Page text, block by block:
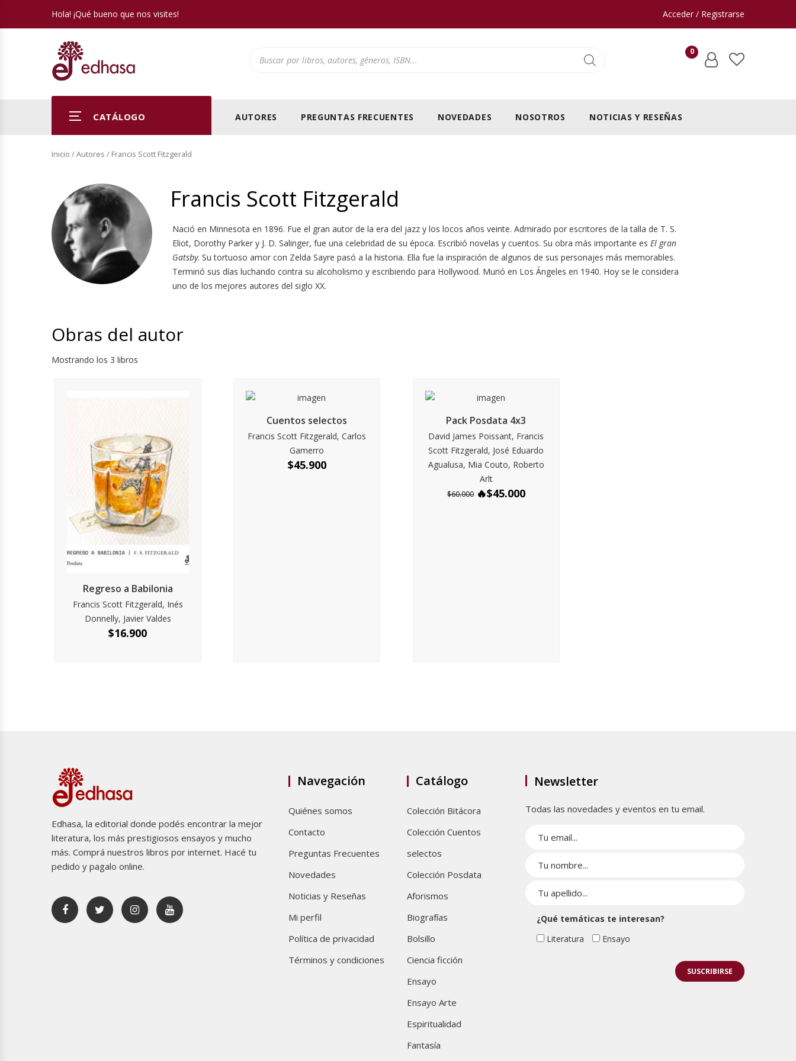
Hola! ¡Qué bueno que nos visites! Acceder / Registrarse
0
CATÁLOGO AUTORES PREGUNTAS FRECUENTES NOVEDADES NOSOTROS NOTICIAS Y RESEÑAS
Inicio / Autores / Francis Scott Fitzgerald
Francis Scott Fitzgerald
Nació en Minnesota en 1896. Fue el gran autor de la era del jazz y los locos años veinte. Admirado por escritores de la talla de T. S.
Eliot, Dorothy Parker y J. D. Salinger, fue una celebridad de su época. Escribió novelas y cuentos. Su obra más importante es El gran
Gatsby. Su tortuoso amor con Zelda Sayre pasó a la historia. Ella fue la inspiración de algunos de sus personajes más memorables.
Terminó sus días luchando contra su alcoholismo y escribiendo para Hollywood. Murió en Los Ángeles en 1940. Hoy se le considera
uno de los mejores autores del siglo XX.
Obras del autor
Mostrando los 3 libros
Regreso a Babilonia
Francis Scott Fitzgerald, Inés
Donnelly, Javier Valdes
$16.900
Cuentos selectos
Francis Scott Fitzgerald, Carlos
Gamerro
$45.900
Pack Posdata 4x3
David James Poissant, Francis
Scott Fitzgerald, José Eduardo
Agualusa, Mia Couto, Roberto
Arlt
$60.000 $45.000
Edhasa, la editorial donde podés encontrar la mejor
literatura, los más prestigiosos ensayos y mucho
más. Comprá nuestros libros por internet. Hacé tu
pedido y pagalo online.
Navegación
Quiénes somos
Contacto
Preguntas Frecuentes
Novedades
Noticias y Reseñas
Mi perfil
Política de privacidad
Términos y condiciones
Catálogo
Colección Bitácora
Colección Cuentos
selectos
Colección Posdata
Aforismos
Biografías
Bolsillo
Ciencia ficción
Ensayo
Ensayo Arte
Espiritualidad
Fantasía
Newsletter
Todas las novedades y eventos en tu email.
¿Qué temáticas te interesan?
Literatura
Ensayo